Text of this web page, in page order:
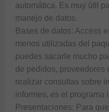
automática. Es muy útil
manejo de datos.
Bases de datos: Access
menos utilizadas del
puedes sacarle mucho
de pedidos, proveedores
realizar consultas sobre
informes, es el programa
Presentaciones: Para